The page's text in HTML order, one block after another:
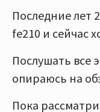
Последние лет
fe210 и сейчас
Послушать все
опираюсь на
Пока